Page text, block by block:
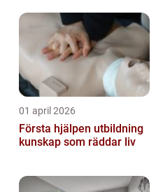
01 april 2026
Första hjälpen utbildning
kunskap som räddar liv